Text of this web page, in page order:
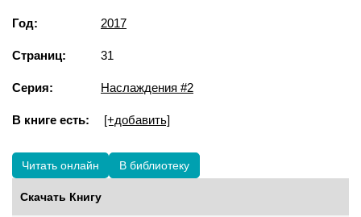
Год: 2017
Страниц: 31
Серия: Наслаждения #2
В книге есть: [+добавить]
Читать онлайн В библиотеку
Скачать Книгу